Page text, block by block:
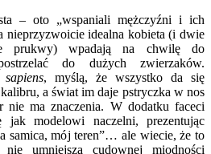
– oto „wspaniali mężczyźni i ich
nieprzyzwoicie idealna kobieta (i dwie
prukwy) wpadają na chwilę do
do dużych zwierzaków.
, myślą, że wszystko da się
a świat im daje pstryczka w nos
nie ma znaczenia. W dodatku faceci
jak modelowi naczelni, prezentując
samica, mój teren”… ale wiecie, że to
nie umniejsza cudownej miodności